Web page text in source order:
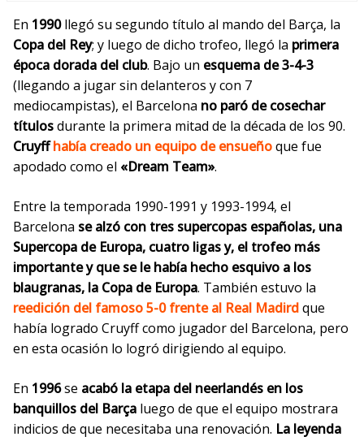
En 1990llegó su segundo título al mando del Barça, la
Copa del Rey; y luego de dicho trofeo, llegó la primera
época dorada del club. Bajo un esquema de 3-4-3
(llegando a jugar sin delanteros y con 7
mediocampistas), el Barcelona no paró de cosechar
títulosdurante la primera mitad de la década de los 90.
Cruyffhabía creado un equipo de ensueñoque fue
apodado como el «Dream Team».
Entre la temporada 1990-1991 y 1993-1994, el
Barcelona se alzó con tres supercopas españolas, una
Supercopa de Europa, cuatro ligas y, el trofeo más
importante y que se le había hecho esquivo a los
blaugranas, la Copa de Europa. También estuvo la
reedición del famoso 5-0 frente al Real Madirdque
había logrado Cruyff como jugador del Barcelona, pero
en esta ocasión lo logró dirigiendo al equipo.
En 1996se acabó la etapa del neerlandés en los
banquillos del Barça luego de que el equipo mostrara
indicios de que necesitaba una renovación. La leyenda